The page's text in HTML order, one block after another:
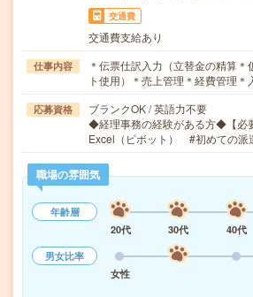
交通費
交通費支給あり
仕事内容
＊伝票仕訳入力（立替金の精算
ト使用）＊売上管理＊経費管理
応募資格
ブランクOK / 英語力不要
◆経理事務の経験がある方◆【必
Excel（ピボット） #初めての派
職場の雰囲気
年齢層
20代
30代 40代
男女比率
女性